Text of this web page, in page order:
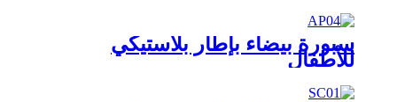
سبورة بيضاء بإطار بلاستيكي
للأطفال